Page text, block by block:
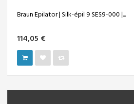
Braun Epilator | Silk-épil 9 SES9-000 |...
114,05 €